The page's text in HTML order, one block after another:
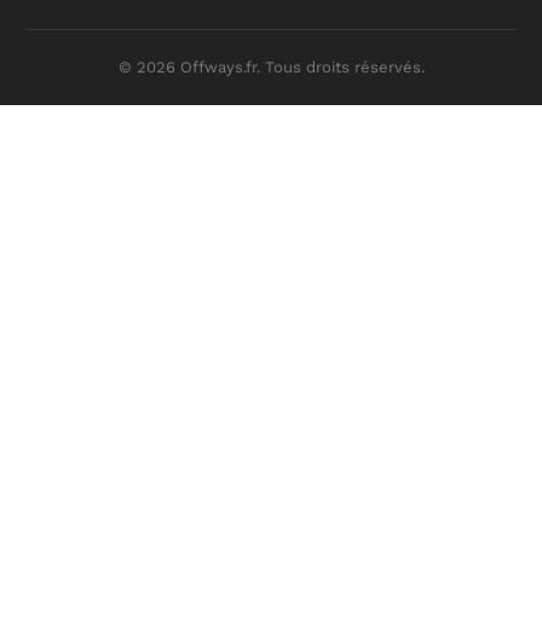
© 2026 Offways.fr. Tous droits réservés.